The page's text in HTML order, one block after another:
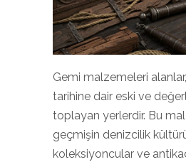
Gemi malzemeleri
tarihine dair eski ve
toplayan yerlerdir. Bu
geçmişin denizcilik
koleksiyoncular ve